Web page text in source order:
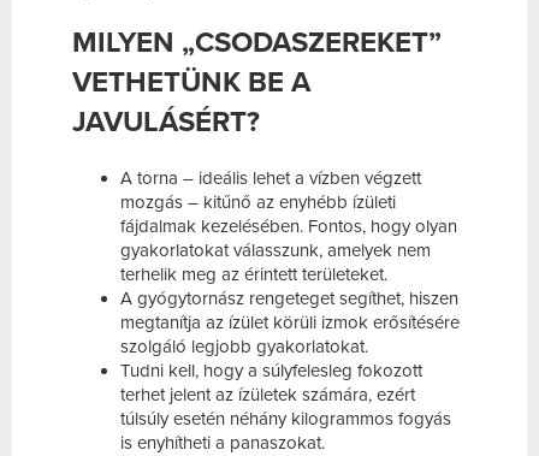
MILYEN „CSODASZEREKET”
VETHETÜNK BE A
JAVULÁSÉRT?
A torna – ideális lehet a vízben végzett
mozgás – kitűnő az enyhébb ízületi
fájdalmak kezelésében. Fontos, hogy olyan
gyakorlatokat válasszunk, amelyek nem
terhelik meg az érintett területeket.
A gyógytornász rengeteget segíthet, hiszen
megtanítja az ízület körüli izmok erősítésére
szolgáló legjobb gyakorlatokat.
Tudni kell, hogy a súlyfelesleg fokozott
terhet jelent az ízületek számára, ezért
túlsúly esetén néhány kilogrammos fogyás
is enyhítheti a panaszokat.